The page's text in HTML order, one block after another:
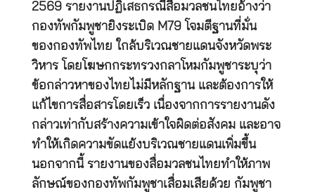
2569 รายงานปฏิเสธกรณีสื่อมวลชนไทยอ้างว่า
กองทัพกัมพูชายิงระเบิด M79 โจมตีฐานที่มั่น
ของกองทัพไทย ใกล้บริเวณชายแดนจังหวัดพระ
วิหาร โดยโฆษกกระทรวงกลาโหมกัมพูชาระบุว่า
ข้อกล่าวหาของไทยไม่มีหลักฐาน และต้องการให้
แก้ไขการสื่อสารโดยเร็ว เนื่องจากการรายงานดัง
กล่าวเท่ากับสร้างความเข้าใจผิดต่อสังคม และอาจ
ทำให้เกิดความขัดแย้งบริเวณชายแดนเพิ่มขึ้น
นอกจากนี้ รายงานของสื่อมวลชนไทยทำให้ภาพ
ลักษณ์ของกองทัพกัมพูชาเสื่อมเสียด้วย กัมพูชา